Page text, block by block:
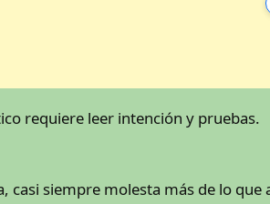
requiere leer intención y pruebas.
casi siempre molesta más de lo que